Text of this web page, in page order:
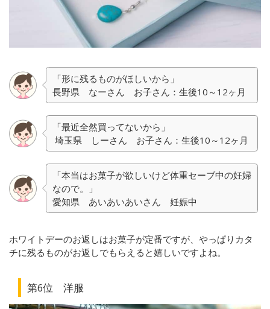
「形に残るものがほしいから」
長野県 なーさん お子さん：生後10～12ヶ月
「最近全然買ってないから」
埼玉県 しーさん お子さん：生後10～12ヶ月
「本当はお菓子が欲しいけど体重セーブ中の妊婦
なので。」
愛知県 あいあいあいさん 妊娠中
ホワイトデーのお返しはお菓子が定番ですが、やっぱりカタ
チに残るものがお返しでもらえると嬉しいですよね。
第6位 洋服